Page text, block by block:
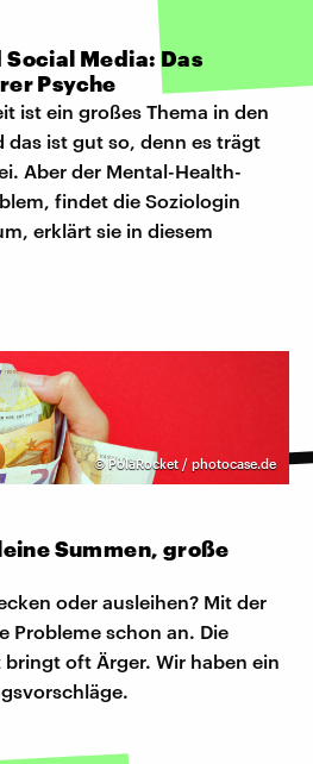
Media: Das
Psyche
ist ein großes Thema in den
das ist gut so, denn es trägt
Aber der Mental-Health-
findet die Soziologin
erklärt sie in diesem
©PolaRocket / photocase.de
Summen, große
oder ausleihen? Mit der
Probleme schon an. Die
oft Ärger. Wir haben ein